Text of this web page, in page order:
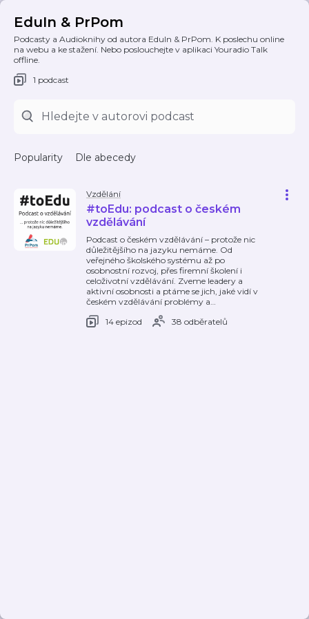
EduIn & PrPom
Podcasty a Audioknihy od autora EduIn & PrPom. K poslechu online
na webu a ke stažení. Nebo poslouchejte v aplikaci Youradio Talk
offline.
1 podcast
Popularity Dle abecedy
Vzdělání
#toEdu: podcast o českém
vzdělávání
Podcast o českém vzdělávání – protože nic
důležitějšího na jazyku nemáme. Od
veřejného školského systému až po
osobnostní rozvoj, přes firemní školení i
celoživotní vzdělávání. Zveme leadery a
aktivní osobnosti a ptáme se jich, jaké vidí v
českém vzdělávání problémy a…
14 epizod
38 odběratelů